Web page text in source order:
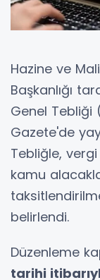
Hazine ve
Başkanlığı
Genel Tebliği
Gazete'de
Tebliğle,
kamu
belirlendi.
Düzenleme
tarihi